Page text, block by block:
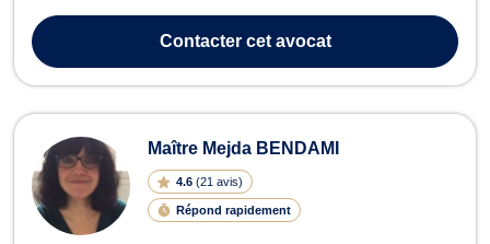
dans la défense des salariés uniquement, tout catégorie sociale
confondue et quelque soit ...
Contactercet avocat
Maître Mejda BENDAMI
4.6 (21 avis)
Répond rapidement